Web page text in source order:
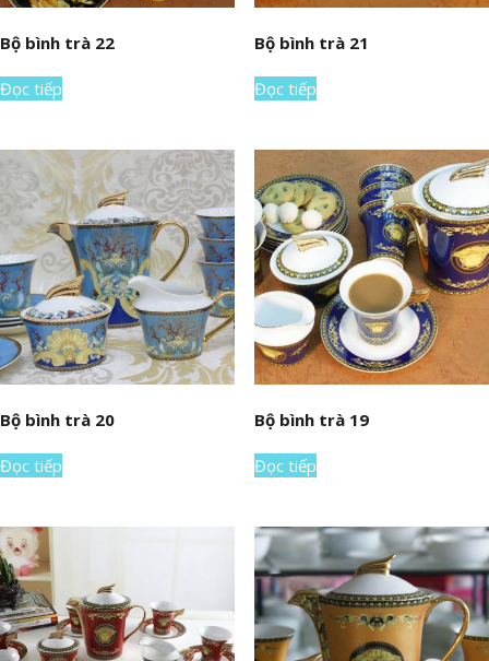
Bộ bình trà 22
Đọc tiếp
Bộ bình trà 21
Đọc tiếp
Bộ bình trà 20
Đọc tiếp
Bộ bình trà 19
Đọc tiếp